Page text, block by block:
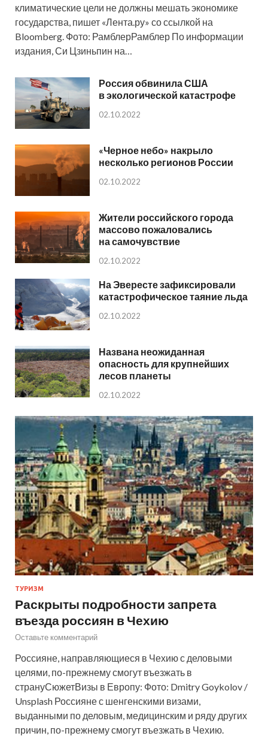
климатические цели не должны мешать экономике
государства, пишет «Лента.ру» со ссылкой на
Bloomberg. Фото: РамблерРамблер По информации
издания, Си Цзиньпин на…
Россия обвинила США
в экологической катастрофе
02.10.2022
«Черное небо» накрыло
несколько регионов России
02.10.2022
Жители российского города
массово пожаловались
на самочувствие
02.10.2022
На Эвересте зафиксировали
катастрофическое таяние льда
02.10.2022
Названа неожиданная
опасность для крупнейших
лесов планеты
02.10.2022
ТУРИЗМ
Раскрыты подробности запрета
въезда россиян в Чехию
Оставьте комментарий
Россияне, направляющиеся в Чехию с деловыми
целями, по-прежнему смогут въезжать в
странуСюжетВизы в Европу: Фото: Dmitry Goykolov /
Unsplash Россияне с шенгенскими визами,
выданными по деловым, медицинским и ряду других
причин, по-прежнему смогут въезжать в Чехию.